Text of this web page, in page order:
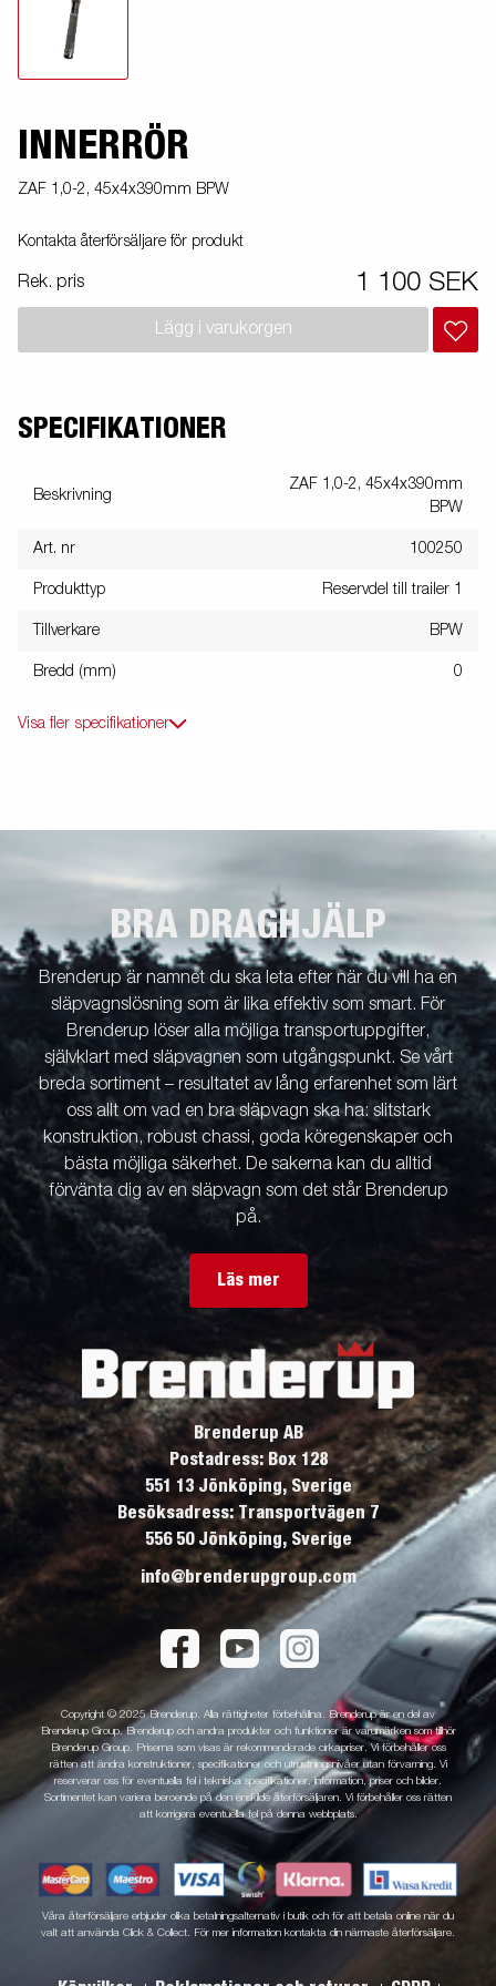
INNERRÖR
ZAF 1,0-2, 45x4x390mm BPW
Kontakta återförsäljare för produkt
Rek. pris 1 100 SEK
Lägg i varukorgen
SPECIFIKATIONER
Beskrivning
ZAF 1,0-2, 45x4x390mm
BPW
Art. nr 100250
Produkttyp Reservdel till trailer 1
Tillverkare BPW
Bredd (mm) 0
Visa fler specifikationer
BRA DRAGHJÄLP
Brenderup är namnet du ska leta efter när du vill ha en
släpvagnslösning som är lika effektiv som smart. För
Brenderup löser alla möjliga transportuppgifter,
självklart med släpvagnen som utgångspunkt. Se vårt
breda sortiment – resultatet av lång erfarenhet som lärt
oss allt om vad en bra släpvagn ska ha: slitstark
konstruktion, robust chassi, goda köregenskaper och
bästa möjliga säkerhet. De sakerna kan du alltid
förvänta dig av en släpvagn som det står Brenderup
på.
Läs mer
Brenderup AB
Postadress: Box 128
551 13 Jönköping, Sverige
Besöksadress: Transportvägen 7
556 50 Jönköping, Sverige
info@brenderupgroup.com
Copyright © 2025 Brenderup. Alla rättigheter förbehållna. Brenderup är en del av
Brenderup Group. Brenderup och andra produkter och funktioner är varumärken som tillhör
Brenderup Group. Priserna som visas är rekommenderade cirkapriser. Vi förbehåller oss
rätten att ändra konstruktioner, specifikationer och utrustningsnivåer utan förvarning. Vi
reserverar oss för eventuella fel i tekniska specifikationer, information, priser och bilder.
Sortimentet kan variera beroende på den enskilde återförsäljaren. Vi förbehåller oss rätten
att korrigera eventuella fel på denna webbplats.
Våra återförsäljare erbjuder olika betalningsalternativ i butik och för att betala online när du
valt att använda Click & Collect. För mer information kontakta din närmaste återförsäljare.